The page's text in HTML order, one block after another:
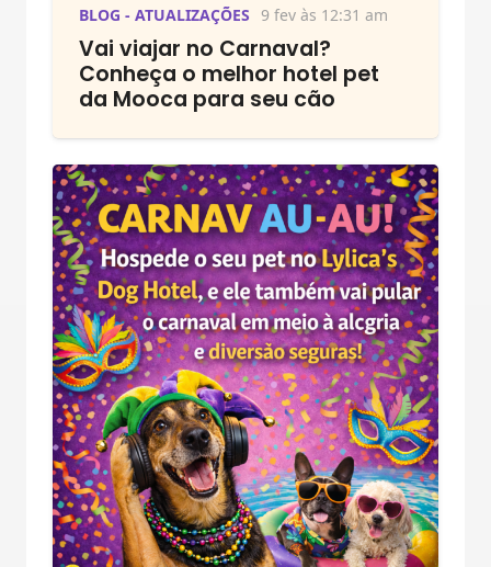
BLOG - ATUALIZAÇÕES 9 fev às 12:31 am
Vai viajar no Carnaval?
Conheça o melhor hotel pet
da Mooca para seu cão